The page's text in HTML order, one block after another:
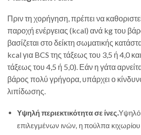
Πριν τη χορήγηση, πρέπει να
παροχή ενέργειας (kcal) ανά kg του
βασίζεται στο δείκτη σωματικής
kcal για BCS της τάξεως του 3,5 ή 4,0
τάξεως του 4,5 ή 5,0). Εάν η γάτα
βάρος πολύ γρήγορα, υπάρχει ο
λιπίδωσης.
Υψηλή περιεκτικότητα σε ίνες.Υψηλό
επιλεγμένων ινών, η πούλπα κιχωρίου